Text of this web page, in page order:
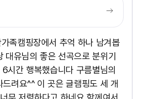
족캠핑장에서 추억 하나 남겨봅
유님의 좋은 선곡으로 분위기
시간 행복했습니다 구름별님의
려요^^ 이 곳은 글램핑도 세 개